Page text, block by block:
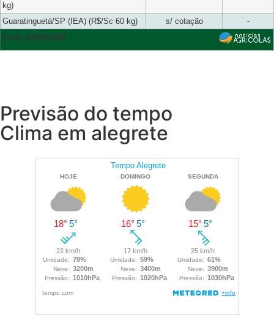
kg)
Guaratinguetá/SP (IEA) (R$/Sc 60 kg) s/ cotação
-
Fech. 07/08/2026
Previsão do tempo
Clima em alegrete